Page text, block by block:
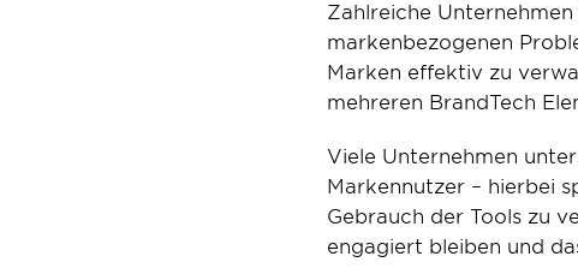
Zahlreiche
markenbezogenen
Marken effektiv zu
mehreren BrandTech
Viele Unternehmen
Markennutzer – hierbei
Gebrauch der Tools zu
engagiert bleiben und